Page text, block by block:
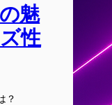
魅
性
？